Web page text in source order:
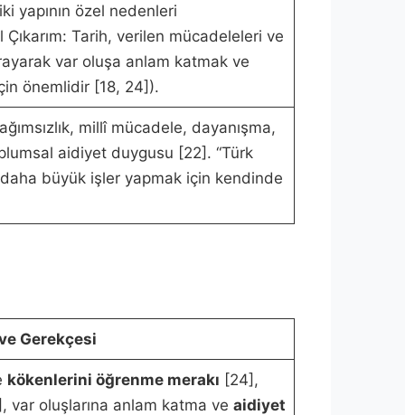
yapının özel nedenleri
Tarih, verilen mücadeleleri ve
var oluşa anlam katmak ve
önemlidir [18, 24]).
millî mücadele, dayanışma,
aidiyet duygusu [22]. “Türk
daha büyük işler yapmak için kendinde
Gerekçesi
kökenlerini öğrenme merakı [24],
oluşlarına anlam katma ve aidiyet